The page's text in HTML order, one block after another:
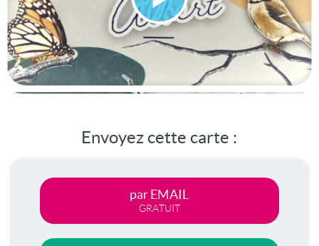
Lire
vidéo
Envoyez cette carte :
par EMAIL
GRATUIT